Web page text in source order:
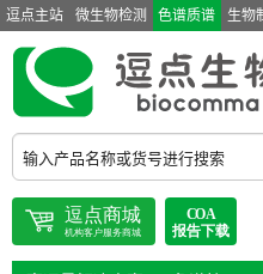
逗点主站 微生物检测 色谱质谱 生物